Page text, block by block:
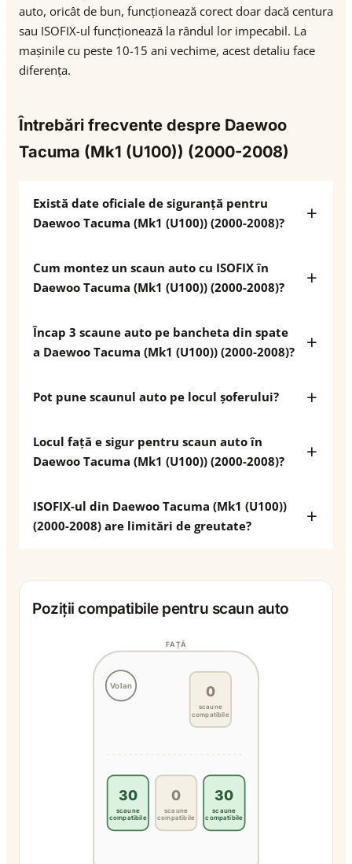
auto, oricât de bun, funcționează corect doar dacă centura
sau ISOFIX-ul funcționează la rândul lor impecabil. La
mașinile cu peste 10-15 ani vechime, acest detaliu face
diferența.
Întrebări frecvente despre Daewoo
Tacuma (Mk1 (U100)) (2000-2008)
Există date oficiale de siguranță pentru
Daewoo Tacuma (Mk1 (U100)) (2000-2008)?
Cum montez un scaun auto cu ISOFIX în
Daewoo Tacuma (Mk1 (U100)) (2000-2008)?
Încap 3 scaune auto pe bancheta din spate
a Daewoo Tacuma (Mk1 (U100)) (2000-2008)?
Pot pune scaunul auto pe locul șoferului?
Locul față e sigur pentru scaun auto în
Daewoo Tacuma (Mk1 (U100)) (2000-2008)?
ISOFIX-ul din Daewoo Tacuma (Mk1 (U100))
(2000-2008) are limitări de greutate?
Poziții compatibile pentru scaun auto
Volan
FAȚĂ
0
scaune
compatibile
30
scaune
compatibile
0
scaune
compatibile
30
scaune
compatibile